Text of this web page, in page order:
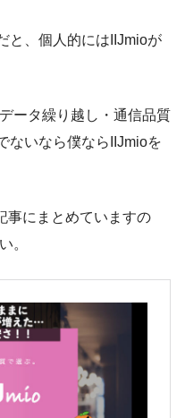
と、個人的にはIIJmioが
ータ繰り越し・通信品質
ないなら僕ならIIJmioを
事にまとめていますの
。